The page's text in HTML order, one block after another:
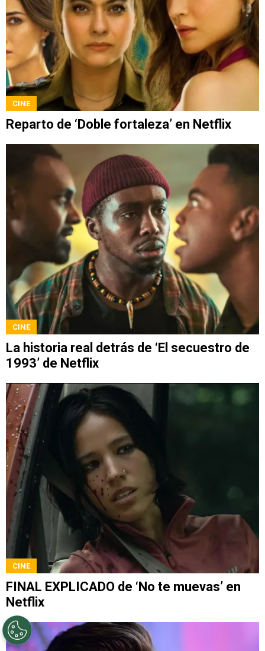
CINE
Reparto de ‘Doble fortaleza’ en Netflix
CINE
La historia real detrás de ‘El secuestro de
1993’ de Netflix
CINE
FINAL EXPLICADO de ‘No te muevas’ en
Netflix